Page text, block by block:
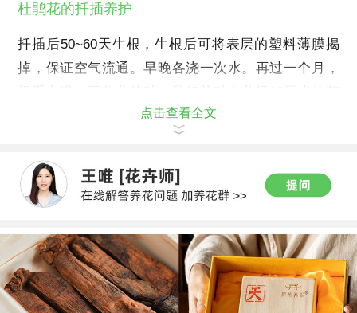
杜鹃花的扦插养护
扦插后50~60天生根，生根后可将表层的塑料薄膜揭
掉，保证空气流通。早晚各浇一次水。再过一个月，
盆内。上盆后放在温暖向阳处即可。
点击查看全文